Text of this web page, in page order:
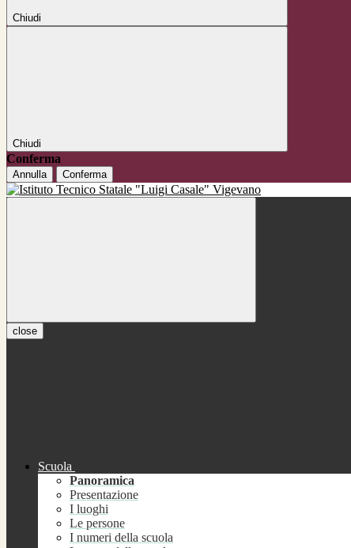
Chiudi
Chiudi
Conferma
Annulla Conferma
close
Scuola
Panoramica
Presentazione
I luoghi
Le persone
I numeri della scuola